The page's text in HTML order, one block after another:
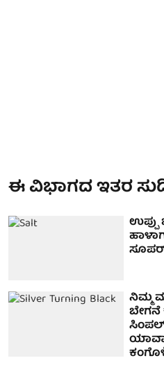
ಈ ವಿಭಾಗದ ಇತರ
ಉಪ್ಪು
ಸೂಪರ್
ನಿಮ್ಮ
ಬೇಗನೆ